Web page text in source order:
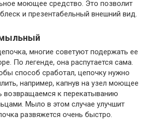
моющее средство. Это позволит
и презентабельный внешний вид.
многие советуют подержать ее
По легенде, она распутается сама.
способ сработал, цепочку нужно
например, капнув на узел моющее
возвращаемся к перекатыванию
Мыло в этом случае улучшит
развяжется очень быстро.